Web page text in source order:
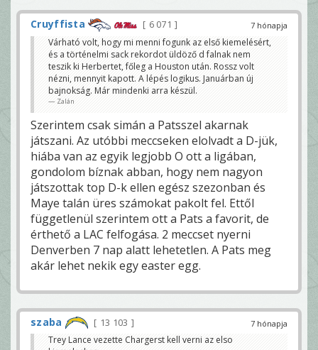
7 hónapja
Cruyffista
6 071
Várható volt, hogy mi menni fogunk az első kiemelésért,
és a történelmi sack rekordot üldöző d falnak nem
teszik ki Herbertet, főleg a Houston után. Rossz volt
nézni, mennyit kapott. A lépés logikus. Januárban új
bajnokság. Már mindenki arra készül.
Zalán
Szerintem csak simán a Patsszel akarnak
játszani. Az utóbbi meccseken elolvadt a D-jük,
hiába van az egyik legjobb O ott a ligában,
gondolom bíznak abban, hogy nem nagyon
játszottak top D-k ellen egész szezonban és
Maye talán üres számokat pakolt fel. Ettől
függetlenül szerintem ott a Pats a favorit, de
érthető a LAC felfogása. 2 meccset nyerni
Denverben 7 nap alatt lehetetlen. A Pats meg
akár lehet nekik egy easter egg.
7 hónapja
szaba
13 103
Trey Lance vezette Chargerst kell verni az elso